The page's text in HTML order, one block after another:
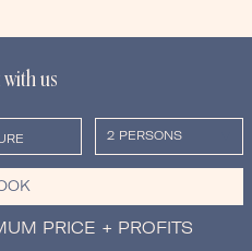
us
PRICE + PROFITS